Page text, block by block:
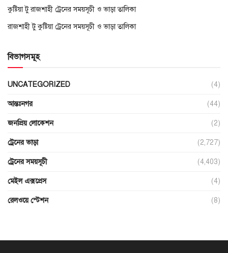
কুষ্টিয়া টু রাজশাহী ট্রেনের সময়সূচী ও ভাড়া তালিকা
রাজশাহী টু কুষ্টিয়া ট্রেনের সময়সূচী ও ভাড়া তালিকা
বিভাগসমূহ
UNCATEGORIZED (4)
আন্তঃনগর (44)
জনপ্রিয় লোকেশন (2)
ট্রেনের ভাড়া (2,727)
ট্রেনের সময়সূচী (4,403)
মেইল এক্সপ্রেস (4)
রেলওয়ে স্টেশন (8)